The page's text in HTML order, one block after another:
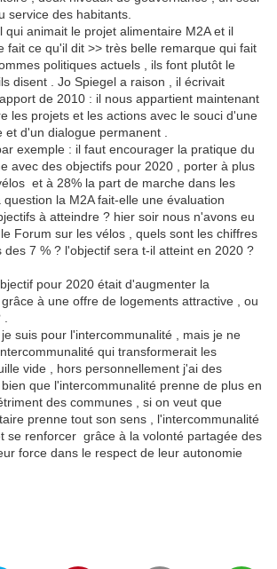
service des habitants.
qui animait le projet alimentaire M2A et il
fait ce qu'il dit >> très belle remarque qui fait
politiques actuels , ils font plutôt le
disent . Jo Spiegel a raison , il écrivait
de 2010 : il nous appartient maintenant
les projets et les actions avec le souci d'une
et d'un dialogue permanent .
exemple : il faut encourager la pratique du
avec des objectifs pour 2020 , porter à plus
et à 28% la part de marche dans les
la M2A fait-elle une évaluation
à atteindre ? hier soir nous n'avons eu
Forum sur les vélos , quels sont les chiffres
des 7 % ? l'objectif sera t-il atteint en 2020 ?
pour 2020 était d'augmenter la
à une offre de logements attractive , ou
suis pour l'intercommunalité , mais je ne
qui transformerait les
vide , hors personnellement j'ai des
que l'intercommunalité prenne de plus en
des communes , si on veut que
prenne tout son sens , l'intercommunalité
se renforcer grâce à la volonté partagée des
force dans le respect de leur autonomie